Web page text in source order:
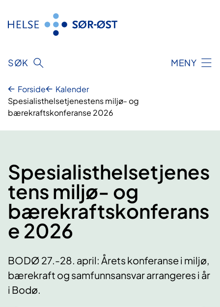
innhold
SØK MENY
Forside
Kalender
Spesialisthelsetjenestens miljø- og
bærekraftskonferanse 2026
Spesialisthelsetjenes
tens miljø- og
bærekraftskonferans
e 2026
BODØ 27.-28. april: Årets konferanse i miljø,
bærekraft og samfunnsansvar arrangeres i år
i Bodø.